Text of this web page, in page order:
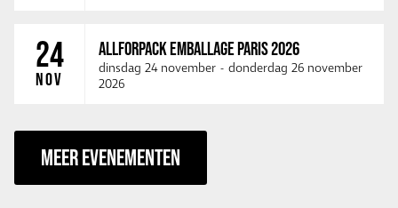
24
NOV
ALLFORPACK EMBALLAGE PARIS 2026
dinsdag 24 november - donderdag 26 november
2026
MEER EVENEMENTEN